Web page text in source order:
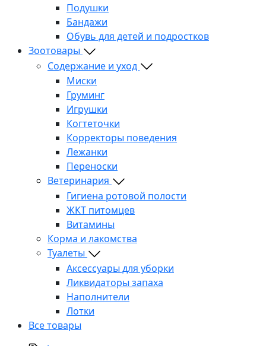
Подушки
Бандажи
Обувь для детей и подростков
Зоотовары
Содержание и уход
Миски
Груминг
Игрушки
Когтеточки
Корректоры поведения
Лежанки
Переноски
Ветеринария
Гигиена ротовой полости
ЖКТ питомцев
Витамины
Корма и лакомства
Туалеты
Аксессуары для уборки
Ликвидаторы запаха
Наполнители
Лотки
Все товары